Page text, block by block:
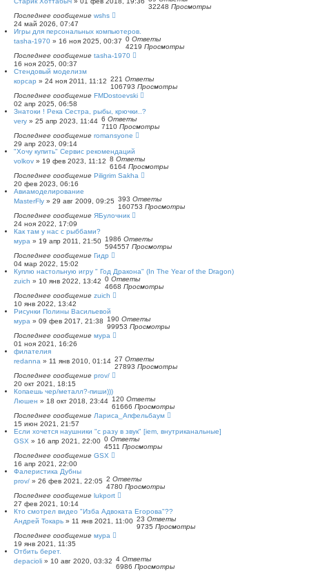
и
ю
32248 Просмотры
Последнее сообщение wshs
24 май 2026, 07:47
Игры для персональных компьютеров.
tasha-1970 » 16 ноя 2025, 00:37 0 Ответы
4219 Просмотры
Последнее сообщение tasha-1970
16 ноя 2025, 00:37
Стендовый моделизм
корсар » 24 ноя 2011, 11:12 221 Ответы
106793 Просмотры
Последнее сообщение FMDostoevski
02 апр 2025, 06:58
Знатоки ! Река Сестра, рыбы, крючки..?
very » 25 апр 2023, 11:44 6 Ответы
7110 Просмотры
Последнее сообщение romansyone
29 апр 2023, 09:14
"Хочу купить" Сервис рекомендаций
volkov » 19 фев 2023, 11:12 8 Ответы
6164 Просмотры
Последнее сообщение Piligrim Sakha
20 фев 2023, 06:16
Авиамоделирование
MasterFly » 29 авг 2009, 09:25 393 Ответы
160753 Просмотры
Последнее сообщение ЯБулочник
24 ноя 2022, 17:09
Как там у нас с рыббами?
мура » 19 апр 2011, 21:50 1986 Ответы
594557 Просмотры
Последнее сообщение Гидр
04 мар 2022, 15:02
Куплю настольную игру " Год Дракона" (In The Year of the Dragon)
zuich » 10 янв 2022, 13:42 0 Ответы
4668 Просмотры
Последнее сообщение zuich
10 янв 2022, 13:42
Рисунки Полины Васильевой
мура » 09 фев 2017, 21:38 190 Ответы
99953 Просмотры
Последнее сообщение мура
01 ноя 2021, 16:26
филателия
redanna » 11 янв 2010, 01:14 27 Ответы
27893 Просмотры
Последнее сообщение prov/
20 окт 2021, 18:15
Копаешь чер/металл?-пиши)))
Люшен » 18 окт 2018, 23:44 120 Ответы
61666 Просмотры
Последнее сообщение Лариса_Апфельбаум
15 июн 2021, 21:57
Если хочется наушники "с разу в звук" [iem, внутриканальные]
GSX » 16 апр 2021, 22:00 0 Ответы
4511 Просмотры
Последнее сообщение GSX
16 апр 2021, 22:00
Фалеристика Дубны
prov/ » 26 фев 2021, 22:05 2 Ответы
4780 Просмотры
Последнее сообщение lukport
27 фев 2021, 10:14
Кто смотрел видео "Изба Адвоката Егорова"??
Андрей Токарь » 11 янв 2021, 11:00 23 Ответы
9735 Просмотры
Последнее сообщение мура
19 янв 2021, 11:35
Отбить берет.
depacioli » 10 авг 2020, 03:32 4 Ответы
6986 Просмотры